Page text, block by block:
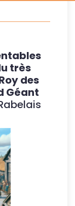
très
des
Géant